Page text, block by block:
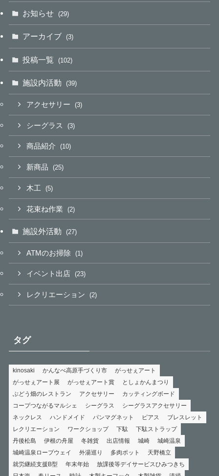
お知らせ (29)
アーカイブ (3)
投稿一覧 (102)
施設内活動 (39)
アクセサリー (3)
シーグラス (3)
商品紹介 (10)
新商品 (25)
木工 (5)
花束ね作業 (2)
施設外活動 (27)
ATMのお掃除 (1)
イベント出店 (23)
レクリエーション (2)
タグ
kinosaki かんなべ高原手づくり市
がっせぇアート
がっせぇアート展
がっせぇアート賞
としょかんまつり
ぶどう畑のレストラン
アクセサリー
カッティングボード
コープつながるマルシェ
シーグラス
シーグラスアクセサリー
ネックレス
ハンドメイド パンマグネット ピアス
ブレスレット
レクリエーション
ワークショップ 下駄
下駄ストラップ
丹後松島
伊根の舟屋 冬雑貨 出店情報 城崎
城崎温泉
城崎温泉ロープウェイ
外湯巡り 多肉ポット
天野橋立
就労継続支援B型
年末年始
放課後等デイサービスひみつきち